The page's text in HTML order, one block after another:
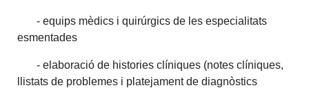
- equips mèdics i quirúrgics de les especialitats
esmentades
- elaboració de histories clíniques (notes clíniques,
llistats de problemes i platejament de diagnòstics